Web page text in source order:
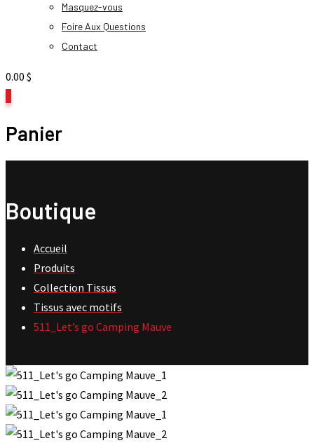
Masquez-vous
Foire Aux Questions
Contact
0.00 $
Panier
Boutique
Accueil
Produits
Collection Tissus
Tissus avec motifs
511_Let’s go Camping Mauve